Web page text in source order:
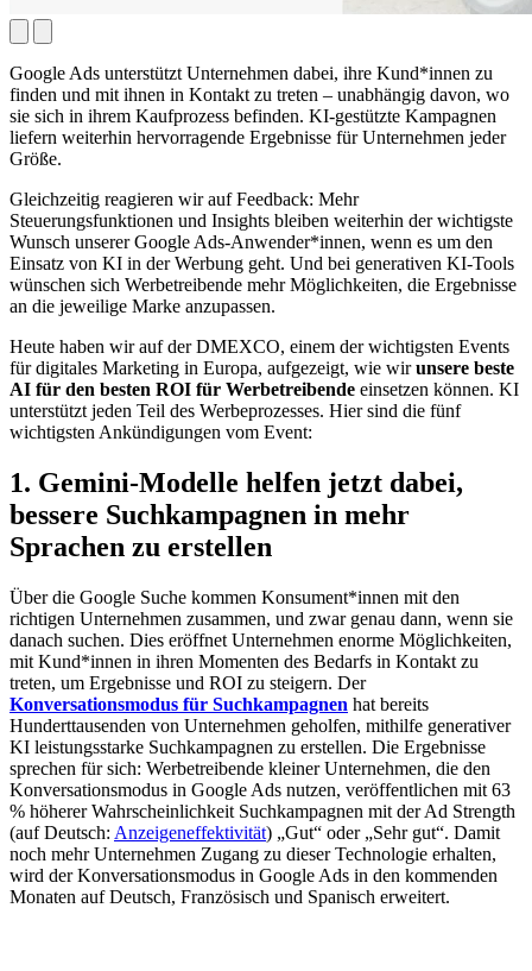
Google Ads unterstützt Unternehmen dabei, ihre Kund*innen zu
finden und mit ihnen in Kontakt zu treten – unabhängig davon, wo
sie sich in ihrem Kaufprozess befinden. KI-gestützte Kampagnen
liefern weiterhin hervorragende Ergebnisse für Unternehmen jeder
Größe.
Gleichzeitig reagieren wir auf Feedback: Mehr
Steuerungsfunktionen und Insights bleiben weiterhin der wichtigste
Wunsch unserer Google Ads-Anwender*innen, wenn es um den
Einsatz von KI in der Werbung geht. Und bei generativen KI-Tools
wünschen sich Werbetreibende mehr Möglichkeiten, die Ergebnisse
an die jeweilige Marke anzupassen.
Heute haben wir auf der DMEXCO, einem der wichtigsten Events
für digitales Marketing in Europa, aufgezeigt, wie wirunsere beste
AI für den besten ROI für Werbetreibende einsetzen können. KI
unterstützt jeden Teil des Werbeprozesses. Hier sind die fünf
wichtigsten Ankündigungen vom Event:
1. Gemini-Modelle helfen jetzt dabei,
bessere Suchkampagnen in mehr
Sprachen zu erstellen
Über die Google Suche kommen Konsument*innen mit den
richtigen Unternehmen zusammen, und zwar genau dann, wenn sie
danach suchen. Dies eröffnet Unternehmen enorme Möglichkeiten,
mit Kund*innen in ihren Momenten des Bedarfs in Kontakt zu
treten, um Ergebnisse und ROI zu steigern. Der
Konversationsmodus für Suchkampagnen hat bereits
Hunderttausenden von Unternehmen geholfen, mithilfe generativer
KI leistungsstarke Suchkampagnen zu erstellen. Die Ergebnisse
sprechen für sich: Werbetreibende kleiner Unternehmen, die den
Konversationsmodus in Google Ads nutzen, veröffentlichen mit 63
% höherer Wahrscheinlichkeit Suchkampagnen mit der Ad Strength
(auf Deutsch: Anzeigeneffektivität) „Gut“ oder „Sehr gut“. Damit
noch mehr Unternehmen Zugang zu dieser Technologie erhalten,
wird der Konversationsmodus in Google Ads in den kommenden
Monaten auf Deutsch, Französisch und Spanisch erweitert.